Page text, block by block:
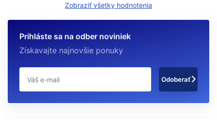
Zobraziť všetky hodnotenia
Prihláste sa na odber noviniek
Získavajte najnovšie ponuky
Odoberať